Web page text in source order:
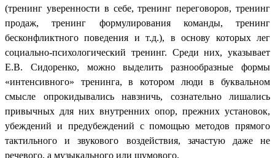
(тренинг уверенности в себе, тренинг переговоров, тренинг
продаж, тренинг формулирования команды, тренинг
бесконфликтного поведения и т.д.), в основу которых лег
социально-психологический тренинг. Среди них, указывает
Е.В. Сидоренко, можно выделить разнообразные формы
«интенсивного» тренинга, в котором люди в буквальном
смысле опрокидывались навзничь, сознательно лишались
привычных для них внутренних опор, прежних установок,
убеждений и предубеждений с помощью методов прямого
тактильного и звукового воздействия, зачастую даже не
речевого, а музыкального или шумового.